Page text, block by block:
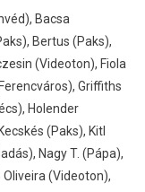
Bacsa
Bertus (Paks),
(Videoton), Fiola
Griffiths
Holender
(Paks), Kitl
Nagy T. (Pápa),
(Videoton),